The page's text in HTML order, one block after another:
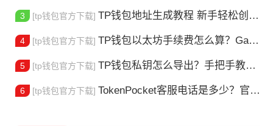
3 [tp钱包官方下载] TP钱包地址生成教程 新手轻松创建钱包
4 [tp钱包官方下载] TP钱包以太坊手续费怎么算？Gas 费省钱全攻略
5 [tp钱包官方下载] TP钱包私钥怎么导出？手把手教你安全备份助记词
6 [tp钱包官方下载] TokenPocket客服电话是多少？官方热线查询